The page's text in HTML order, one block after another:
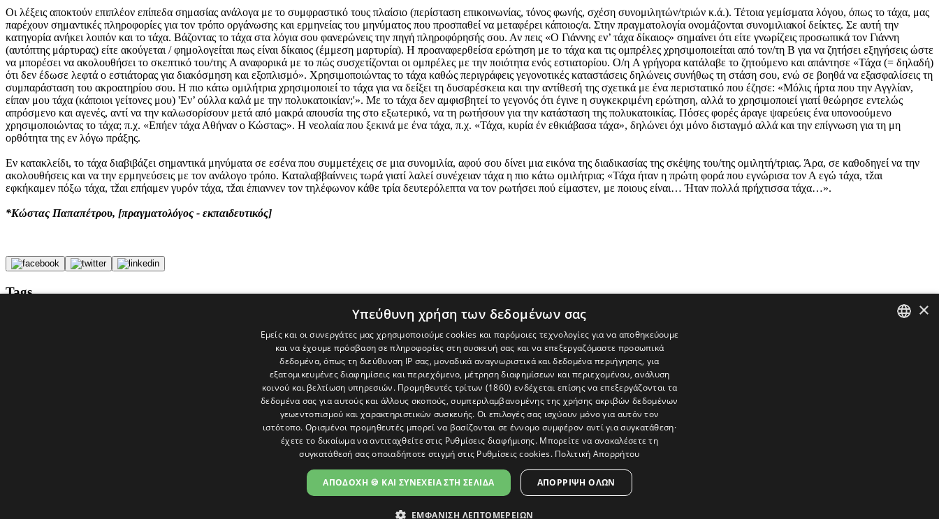
Οι λέξεις αποκτούν επιπλέον επίπεδα σημασίας ανάλογα με το συμφραστικό τους πλαίσιο (περίσταση επικοινωνίας, τόνος φωνής, σχέση συνομιλητών/τριών κ.ά.). Τέτοια γεμίσματα λόγου, όπως το τάχα, μας
παρέχουν σημαντικές πληροφορίες για τον τρόπο οργάνωσης και ερμηνείας του μηνύματος που προσπαθεί να μεταφέρει κάποιος/α. Στην πραγματολογία ονομάζονται συνομιλιακοί δείκτες. Σε αυτή την
κατηγορία ανήκει λοιπόν και το τάχα. Βάζοντας το τάχα στα λόγια σου φανερώνεις την πηγή πληροφόρησής σου. Αν πεις «Ο Γιάννης εν’ τάχα δίκαιος» σημαίνει ότι είτε γνωρίζεις προσωπικά τον Γιάννη
(αυτόπτης μάρτυρας) είτε ακούγεται / φημολογείται πως είναι δίκαιος (έμμεση μαρτυρία). Η προαναφερθείσα ερώτηση με το τάχα και τις ομπρέλες χρησιμοποιείται από τον/τη Β για να ζητήσει εξηγήσεις ώστε
να μπορέσει να ακολουθήσει το σκεπτικό του/της A αναφορικά με το πώς συσχετίζονται οι ομπρέλες με την ποιότητα ενός εστιατορίου. Ο/η Α γρήγορα κατάλαβε το ζητούμενο και απάντησε «Τάχα (= δηλαδή)
ότι δεν έδωσε λεφτά ο εστιάτορας για διακόσμηση και εξοπλισμό». Χρησιμοποιώντας το τάχα καθώς περιγράφεις γεγονοτικές καταστάσεις δηλώνεις συνήθως τη στάση σου, ενώ σε βοηθά να εξασφαλίσεις τη
συμπαράσταση του ακροατηρίου σου. Η πιο κάτω ομιλήτρια χρησιμοποιεί το τάχα για να δείξει τη δυσαρέσκεια και την αντίθεσή της σχετικά με ένα περιστατικό που έζησε: «Μόλις ήρτα που την Αγγλίαν,
είπαν μου τάχα (κάποιοι γείτονες μου) 'Εν’ ούλλα καλά με την πολυκατοικίαν;'». Με το τάχα δεν αμφισβητεί το γεγονός ότι έγινε η συγκεκριμένη ερώτηση, αλλά το χρησιμοποιεί γιατί θεώρησε εντελώς
απρόσμενο και αγενές, αντί να την καλωσορίσουν μετά από μακρά απουσία της στο εξωτερικό, να τη ρωτήσουν για την κατάσταση της πολυκατοικίας. Πόσες φορές άραγε ψαρεύεις ένα υπονοούμενο
χρησιμοποιώντας το τάχα; π.χ. «Επήεν τάχα Αθήναν ο Κώστας;». Η νεολαία που ξεκινά με ένα τάχα, π.χ. «Τάχα, κυρία έν εθκιάβασα τάχα», δηλώνει όχι μόνο δισταγμό αλλά και την επίγνωση για τη μη
ορθότητα της εν λόγω πράξης.
Εν κατακλείδι, το τάχα διαβιβάζει σημαντικά μηνύματα σε εσένα που συμμετέχεις σε μια συνομιλία, αφού σου δίνει μια εικόνα της διαδικασίας της σκέψης του/της ομιλητή/τριας. Άρα, σε καθοδηγεί να την
ακολουθήσεις και να την ερμηνεύσεις με τον ανάλογο τρόπο. Καταλαββαίννεις τωρά γιατί λαλεί συνέχειαν τάχα η πιο κάτω ομιλήτρια; «Τάχα ήταν η πρώτη φορά που εγνώρισα τον Α εγώ τάχα, τžαι
εφκήκαμεν πόξω τάχα, τžαι επήαμεν γυρόν τάχα, τžαι έπιαννεν τον τηλέφωνον κάθε τρία δευτερόλεπτα να τον ρωτήσει πού είμαστεν, με ποιους είναι… Ήταν πολλά πρήχτισσα τάχα…».
*Κώστας Παπαπέτρου, [πραγματολόγος - εκπαιδευτικός]
Tags
Το «Παράθυρο» είναι το πολιτιστικό ένθετο της εφημερίδας Πολίτης [Κύπρος] και του διαδικτυακού πόρταλ www.politis.com.cy. Ειδήσεις, συνεντεύξεις, συναντήσεις, ρεπορτάζ, ήχοι, εικόνες – κινούμενες
και στατικές, κριτικές προσεγγίσεις, λοξές ματιές. Βλέπουμε το δέντρο, δεν χάνουμε το δάσος.
×
Υπεύθυνη χρήση των δεδομένων σας
Εμείς και οι συνεργάτες μας χρησιμοποιούμε cookies και παρόμοιες τεχνολογίες για να αποθηκεύουμε
και να έχουμε πρόσβαση σε πληροφορίες στη συσκευή σας και να επεξεργαζόμαστε προσωπικά
δεδομένα, όπως τη διεύθυνση IP σας, μοναδικά αναγνωριστικά και δεδομένα περιήγησης, για
εξατομικευμένες διαφημίσεις και περιεχόμενο, μέτρηση διαφημίσεων και περιεχομένου, ανάλυση
κοινού και βελτίωση υπηρεσιών. Προμηθευτές τρίτων (1860) ενδέχεται επίσης να επεξεργάζονται τα
δεδομένα σας για αυτούς και άλλους σκοπούς, συμπεριλαμβανομένης της χρήσης ακριβών δεδομένων
γεωεντοπισμού και χαρακτηριστικών συσκευής. Οι επιλογές σας ισχύουν μόνο για αυτόν τον
ιστότοπο. Ορισμένοι προμηθευτές μπορεί να βασίζονται σε έννομο συμφέρον αντί για συγκατάθεση·
έχετε το δικαίωμα να αντιταχθείτε στις Ρυθμίσεις διαφήμισης. Μπορείτε να ανακαλέσετε τη
συγκατάθεσή σας οποιαδήποτε στιγμή στις Ρυθμίσεις cookies. Πολιτική Απορρήτου
ΑΠΟΔΟΧΗ 🍪 ΚΑΙ ΣΥΝΕΧΕΙΑ ΣΤΗ ΣΕΛΙΔΑ ΑΠΌΡΡΙΨΗ ΌΛΩΝ
ΕΜΦΑΝΙΣΗ ΛΕΠΤΟΜΕΡΕΙΩΝ